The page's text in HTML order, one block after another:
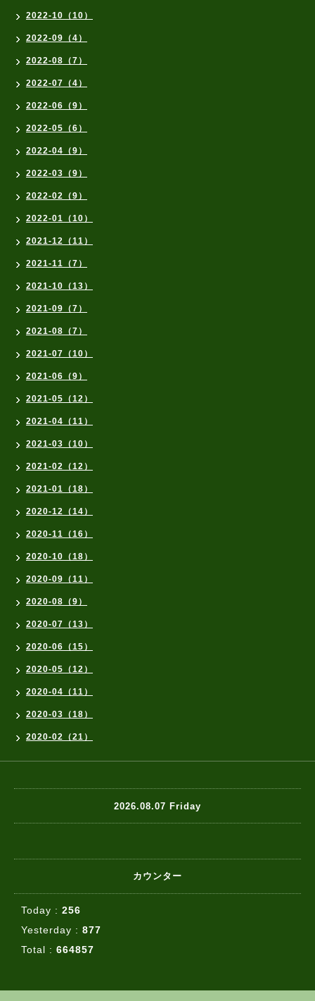
2022-10（10）
2022-09（4）
2022-08（7）
2022-07（4）
2022-06（9）
2022-05（6）
2022-04（9）
2022-03（9）
2022-02（9）
2022-01（10）
2021-12（11）
2021-11（7）
2021-10（13）
2021-09（7）
2021-08（7）
2021-07（10）
2021-06（9）
2021-05（12）
2021-04（11）
2021-03（10）
2021-02（12）
2021-01（18）
2020-12（14）
2020-11（16）
2020-10（18）
2020-09（11）
2020-08（9）
2020-07（13）
2020-06（15）
2020-05（12）
2020-04（11）
2020-03（18）
2020-02（21）
2026.08.07 Friday
カウンター
Today : 256
Yesterday : 877
Total : 664857